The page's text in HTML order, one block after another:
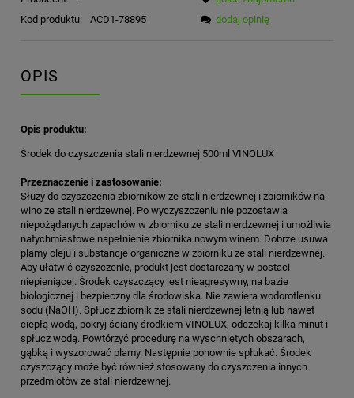
Kod produktu:
ACD1-78895
dodaj opinię
OPIS
Opis produktu:
Środek do czyszczenia stali nierdzewnej 500ml VINOLUX
Przeznaczenie i zastosowanie:
Służy do czyszczenia zbiorników ze stali nierdzewnej i zbiorników na
wino ze stali nierdzewnej. Po wyczyszczeniu nie pozostawia
niepożądanych zapachów w zbiorniku ze stali nierdzewnej i umożliwia
natychmiastowe napełnienie zbiornika nowym winem. Dobrze usuwa
plamy oleju i substancje organiczne w zbiorniku ze stali nierdzewnej.
Aby ułatwić czyszczenie, produkt jest dostarczany w postaci
niepieniącej. Środek czyszczący jest nieagresywny, na bazie
biologicznej i bezpieczny dla środowiska. Nie zawiera wodorotlenku
sodu (NaOH). Spłucz zbiornik ze stali nierdzewnej letnią lub nawet
ciepłą wodą, pokryj ściany środkiem VINOLUX, odczekaj kilka minut i
spłucz wodą. Powtórzyć procedurę na wyschniętych obszarach,
gąbką i wyszorować plamy. Następnie ponownie spłukać. Środek
czyszczący może być również stosowany do czyszczenia innych
przedmiotów ze stali nierdzewnej.